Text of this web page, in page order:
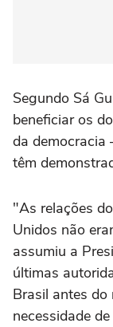
Segundo Sá
beneficiar os
da democracia
têm
"As relações
Unidos não
assumiu a
últimas
Brasil antes do
necessidade